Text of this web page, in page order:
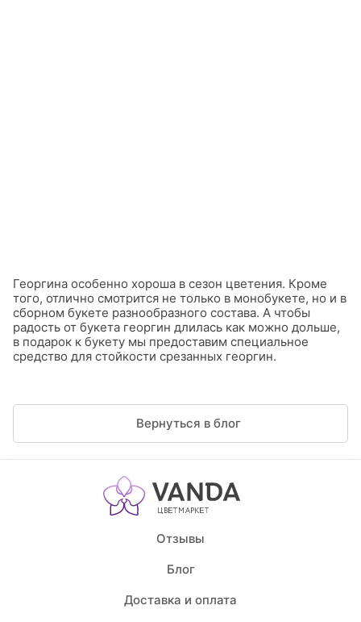
Георгина особенно хороша в сезон цветения. Кроме
того, отлично смотрится не только в монобукете, но и в
сборном букете разнообразного состава. А чтобы
радость от букета георгин длилась как можно дольше,
в подарок к букету мы предоставим специальное
средство для стойкости срезанных георгин.
Вернуться в блог
Отзывы
Блог
Доставка и оплата